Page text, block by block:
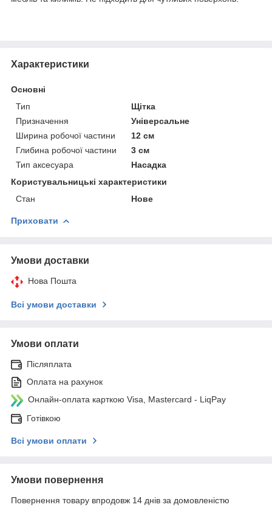
Характеристики
Основні
Тип
Щітка
Призначення
Універсальне
Ширина робочої частини
12 см
Глибина робочої частини
3 см
Тип аксесуара
Насадка
Користувальницькі характеристики
Стан
Нове
Приховати
Умови доставки
Нова Пошта
Всі умови доставки
Умови оплати
Післяплата
Оплата на рахунок
Онлайн-оплата карткою Visa, Mastercard - LiqPay
Готівкою
Всі умови оплати
Умови повернення
Повернення товару впродовж 14 днів за домовленістю